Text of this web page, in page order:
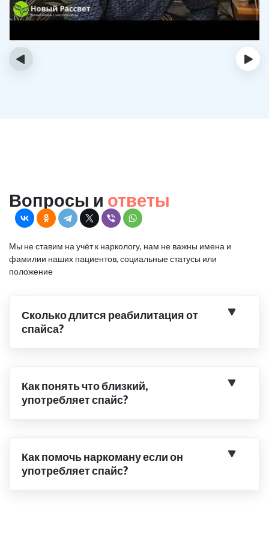
‹ ›
Вопросы и ответы
Мы не ставим на учёт к наркологу, нам не важны имена и
фамилии наших пациентов, социальные статусы или
положение
Сколько длится реабилитация от
спайса?
Как понять что близкий,
употребляет спайс?
Как помочь наркоману если он
употребляет спайс?